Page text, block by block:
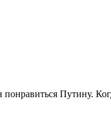
Путину.